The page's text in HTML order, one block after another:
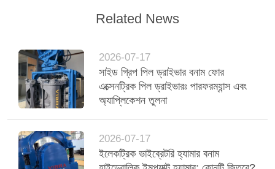
Related News
2026-07-17
সাইড গ্রিপ পিল ড্রাইভার বনাম ফোর
এক্সেনট্রিক পিল ড্রাইভারঃ পারফরম্যান্স এবং
অ্যাপ্লিকেশন তুলনা
2026-07-17
ইলেকট্রিক ভাইব্রেটরি হ্যামার বনাম